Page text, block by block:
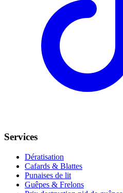
Services
Dératisation
Cafards & Blattes
Punaises de lit
Guêpes & Frelons